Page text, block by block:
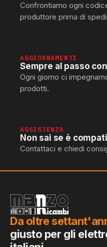
Confrontiamo ogni
produttore prima di
AGGIORNAMENTI
Sempre al passo
Ogni giorno ci
prodotti.
ASSISTENZA
Non sai se è
Contattaci e chiedi
Da oltre
giusto per gli